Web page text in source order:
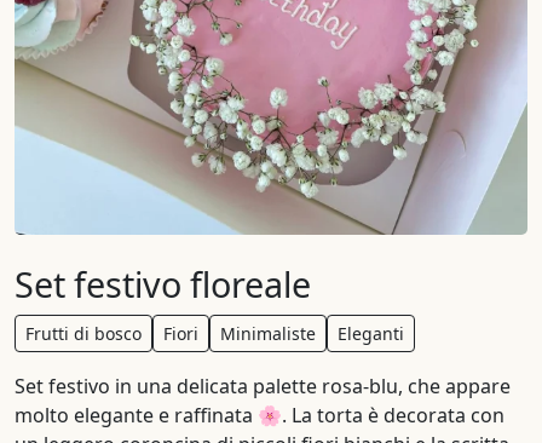
Set festivo floreale
Frutti di bosco Fiori Minimaliste Eleganti
Set festivo in una delicata palette rosa-blu, che appare
molto elegante e raffinata 🌸. La torta è decorata con